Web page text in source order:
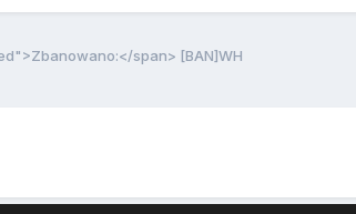
span> [BAN]WH